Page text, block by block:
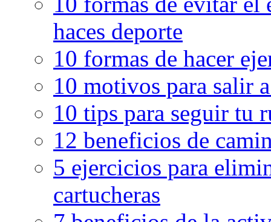
haces deporte
10 formas de hacer
10 motivos para salir
10 tips para seguir tu
12 beneficios de
5 ejercicios para
cartucheras